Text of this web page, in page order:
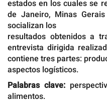
estados en los cuales se
de Janeiro, Minas
socializan los
resultados obtenidos a
entrevista dirigida
contiene tres partes:
aspectos logísticos.
Palabras clave:
alimentos.